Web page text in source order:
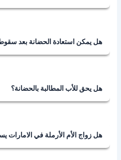
هل يمكن استعادة الحضانة بعد
هل يحق للأب المطالبة بالحضانة؟
هل زواج الأم الأرملة في الامارات